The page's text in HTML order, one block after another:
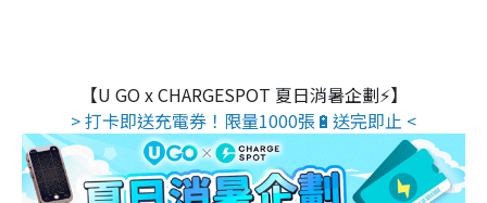
【U GO x CHARGESPOT 夏日消暑企劃⚡】
> 打卡即送充電券！限量1000張🔋送完即止 <